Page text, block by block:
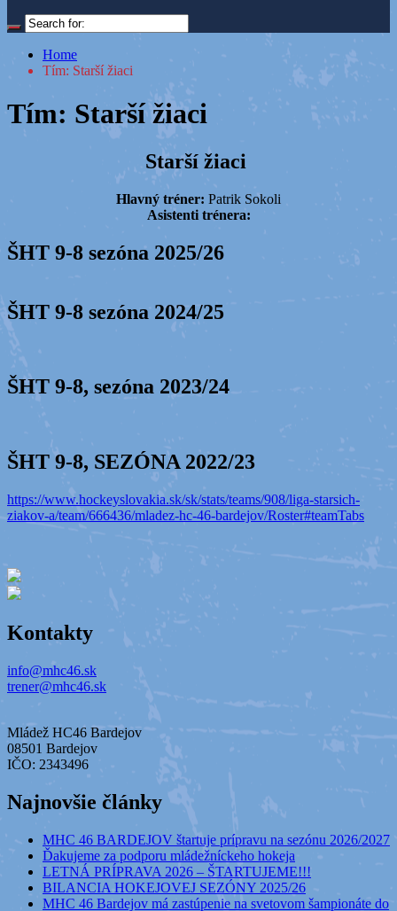
Home
Tím: Starší žiaci
Tím: Starší žiaci
Starší žiaci
Hlavný tréner: Patrik Sokoli
Asistenti trénera:
ŠHT 9-8 sezóna 2025/26
ŠHT 9-8 sezóna 2024/25
ŠHT 9-8, sezóna 2023/24
ŠHT 9-8, SEZÓNA 2022/23
https://www.hockeyslovakia.sk/sk/stats/teams/908/liga-starsich-
ziakov-a/team/666436/mladez-hc-46-bardejov/Roster#teamTabs
Kontakty
info@mhc46.sk
trener@mhc46.sk
Mládež HC46 Bardejov
08501 Bardejov
IČO: 2343496
Najnovšie články
MHC 46 BARDEJOV štartuje prípravu na sezónu 2026/2027
Ďakujeme za podporu mládežníckeho hokeja
LETNÁ PRÍPRAVA 2026 – ŠTARTUJEME!!!
BILANCIA HOKEJOVEJ SEZÓNY 2025/26
MHC 46 Bardejov má zastúpenie na svetovom šampionáte do